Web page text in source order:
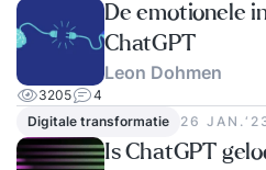
De emotionele
ChatGPT
Leon Dohmen
3205
4
Digitale transformatie
26
Is ChatGPT